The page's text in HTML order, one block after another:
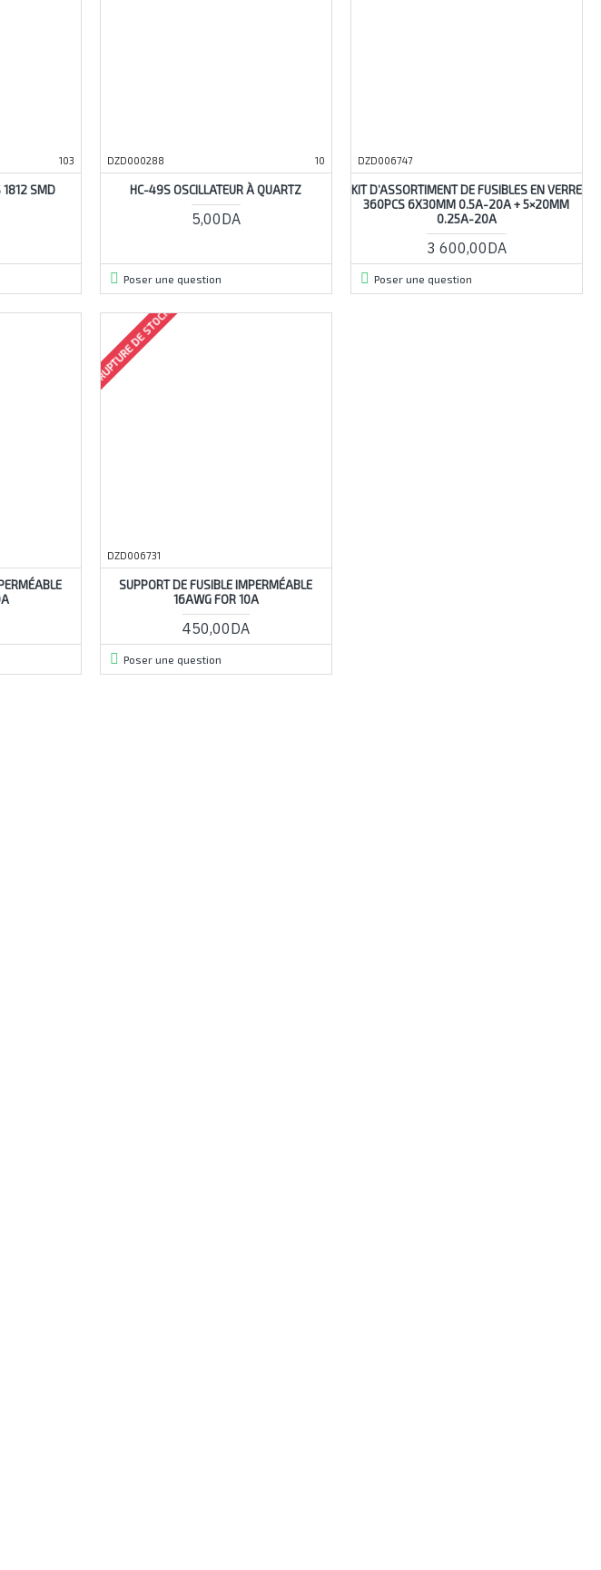
103
1812 SMD
DZD000288 10
HC-49S OSCILLATEUR À QUARTZ
5,00DA
Poser une question
DZD006747
KIT D’ASSORTIMENT DE FUSIBLES EN VERRE
360PCS 6X30MM 0.5A-20A + 5×20MM
0.25A-20A
3 600,00DA
Poser une question
RUPTURE DE STOCK
DZD006731
SUPPORT DE FUSIBLE IMPERMÉABLE
16AWG FOR 10A
450,00DA
Poser une question